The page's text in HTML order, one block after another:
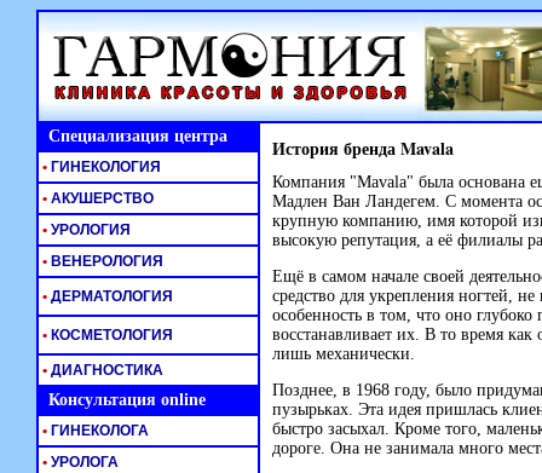
Специализация центра История бренда Mavala
Компания "Mavala" была основана
Мадлен Ван Ландегем. С момента
крупную компанию, имя которой
высокую репутация, а её филиалы
Ещё в самом начале своей
средство для укрепления ногтей,
особенность в том, что оно
восстанавливает их. В то время
лишь механически.
Позднее, в 1968 году, было
пузырьках. Эта идея пришлась
быстро засыхал. Кроме того,
дороге. Она не занимала много
• ГИНЕКОЛОГИЯ
• АКУШЕРСТВО
• УРОЛОГИЯ
• ВЕНЕРОЛОГИЯ
• ДЕРМАТОЛОГИЯ
• КОСМЕТОЛОГИЯ
• ДИАГНОСТИКА
Консультация online
• ГИНЕКОЛОГА
• УРОЛОГА